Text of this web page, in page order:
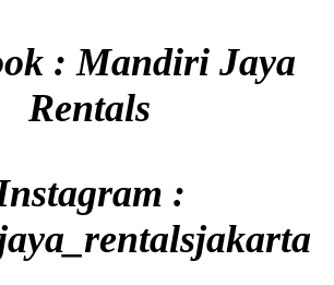
: Mandiri Jaya
Rentals
: